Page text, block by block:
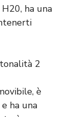
ha una
è
ha una